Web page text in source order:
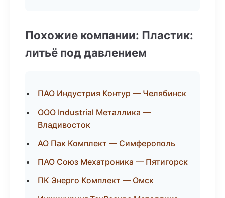
Похожие компании: Пластик:
литьё под давлением
ПАО Индустрия Контур — Челябинск
ООО Industrial Металлика —
Владивосток
АО Пак Комплект — Симферополь
ПАО Союз Мехатроника — Пятигорск
ПК Энерго Комплект — Омск